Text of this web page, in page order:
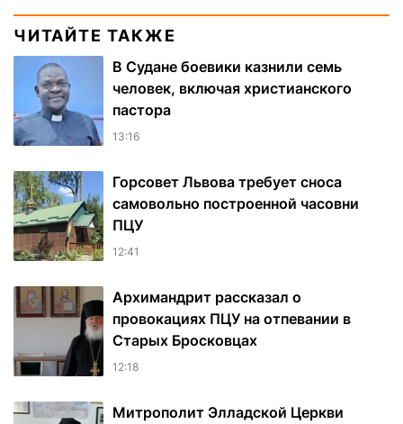
ЧИТАЙТЕ ТАКЖЕ
В Судане боевики казнили семь
человек, включая христианского
пастора
13:16
Горсовет Львова требует сноса
самовольно построенной часовни
ПЦУ
12:41
Архимандрит рассказал о
провокациях ПЦУ на отпевании в
Старых Бросковцах
12:18
Митрополит Элладской Церкви